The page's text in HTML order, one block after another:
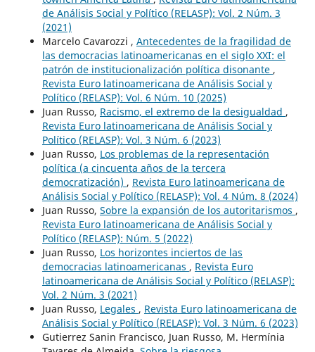
de Análisis Social y Político (RELASP): Vol. 2 Núm. 3
(2021)
Marcelo Cavarozzi , Antecedentes de la fragilidad de
las democracias latinoamericanas en el siglo XXI: el
patrón de institucionalización política disonante ,
Revista Euro latinoamericana de Análisis Social y
Político (RELASP): Vol. 6 Núm. 10 (2025)
Juan Russo, Racismo, el extremo de la desigualdad ,
Revista Euro latinoamericana de Análisis Social y
Político (RELASP): Vol. 3 Núm. 6 (2023)
Juan Russo, Los problemas de la representación
política (a cincuenta años de la tercera
democratización) , Revista Euro latinoamericana de
Análisis Social y Político (RELASP): Vol. 4 Núm. 8 (2024)
Juan Russo, Sobre la expansión de los autoritarismos ,
Revista Euro latinoamericana de Análisis Social y
Político (RELASP): Núm. 5 (2022)
Juan Russo, Los horizontes inciertos de las
democracias latinoamericanas , Revista Euro
latinoamericana de Análisis Social y Político (RELASP):
Vol. 2 Núm. 3 (2021)
Juan Russo, Legales , Revista Euro latinoamericana de
Análisis Social y Político (RELASP): Vol. 3 Núm. 6 (2023)
Gutierrez Sanin Francisco, Juan Russo, M. Hermínia